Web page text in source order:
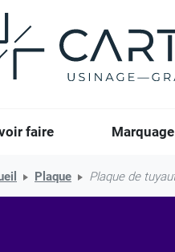
faire
Plaque Plaque de